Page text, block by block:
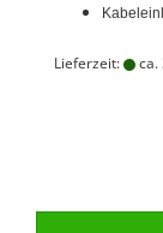
Lieferzeit: ca.